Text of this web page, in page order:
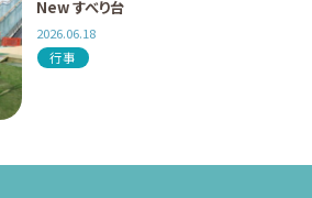
New すべり台
2026.06.18
行事